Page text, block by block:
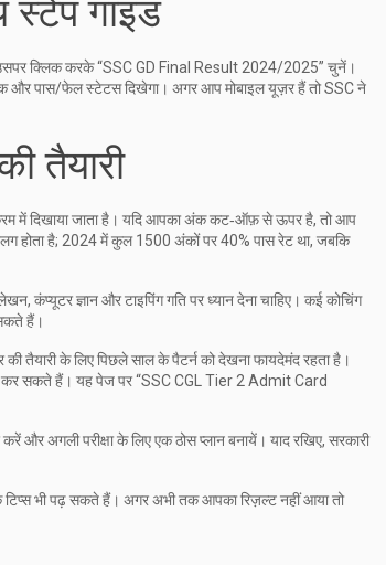
गाइड
क्लिक करके “SSC GD Final Result 2024/2025” चुनें।
और पास/फेल स्टेटस दिखेगा। अगर आप मोबाइल यूज़र हैं तो SSC ने
तैयारी
में दिखाया जाता है। यदि आपका अंक कट‑ऑफ़ से ऊपर है, तो आप
होता है; 2024 में कुल 1500 अंकों पर 40% पास रेट था, जबकि
ज्ञान और टाइपिंग गति पर ध्यान देना चाहिए। कई कोचिंग
हैं।
तैयारी के लिए पिछले साल के पैटर्न को देखना फायदेमंद रहता है।
कर सकते हैं। यह पेज पर “SSC CGL Tier 2 Admit Card
और अगली परीक्षा के लिए एक ठोस प्लान बनायें। याद रखिए, सरकारी
भी पढ़ सकते हैं। अगर अभी तक आपका रिज़ल्ट नहीं आया तो